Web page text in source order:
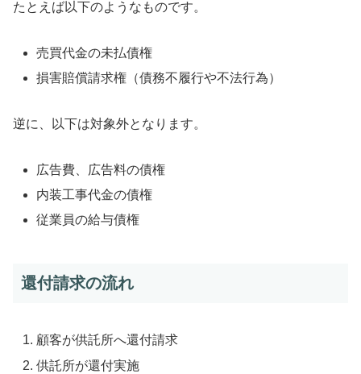
たとえば以下のようなものです。
売買代金の未払債権
損害賠償請求権（債務不履行や不法行為）
逆に、以下は対象外となります。
広告費、広告料の債権
内装工事代金の債権
従業員の給与債権
還付請求の流れ
顧客が供託所へ還付請求
供託所が還付実施